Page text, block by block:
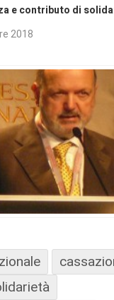
e contributo di
2018